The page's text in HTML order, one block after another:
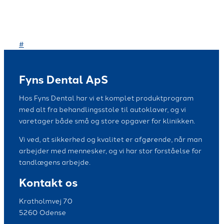
#
Fyns Dental ApS
Hos Fyns Dental har vi et komplet produktprogram
med alt fra behandlingsstole til autoklaver, og vi
varetager både små og store opgaver for klinikken.
Vi ved, at sikkerhed og kvalitet er afgørende, når man
arbejder med mennesker, og vi har stor forståelse for
tandlægens arbejde.
Kontakt os
Kratholmvej 70
5260 Odense